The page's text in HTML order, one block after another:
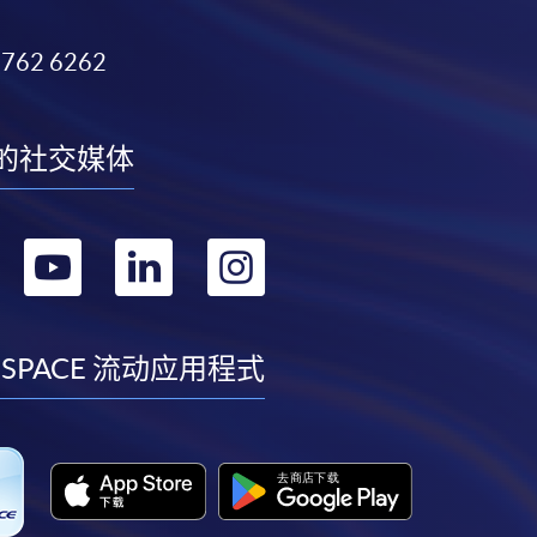
6262
社交媒体
转
youtube
转
linkedin
转
instagram
流动应用程式